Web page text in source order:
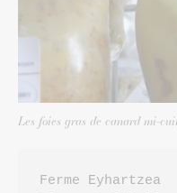
Les foies gras de canard mi-
Ferme Eyhartzea